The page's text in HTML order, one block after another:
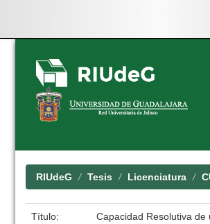
Skip
navigation
RIUdeG Tesis Licenciatura
Título:
Capacidad Resolutiva de